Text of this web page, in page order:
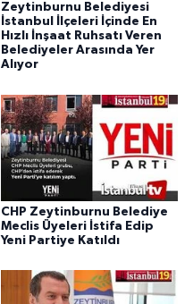
Zeytinburnu Belediyesi
İstanbul İlçeleri İçinde En
Hızlı İnşaat Ruhsatı Veren
Belediyeler Arasında Yer
Alıyor
CHP Zeytinburnu Belediye
Meclis Üyeleri İstifa Edip
Yeni Partiye Katıldı